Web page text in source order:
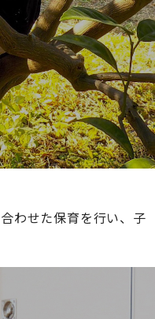
わせた保育を行い、子